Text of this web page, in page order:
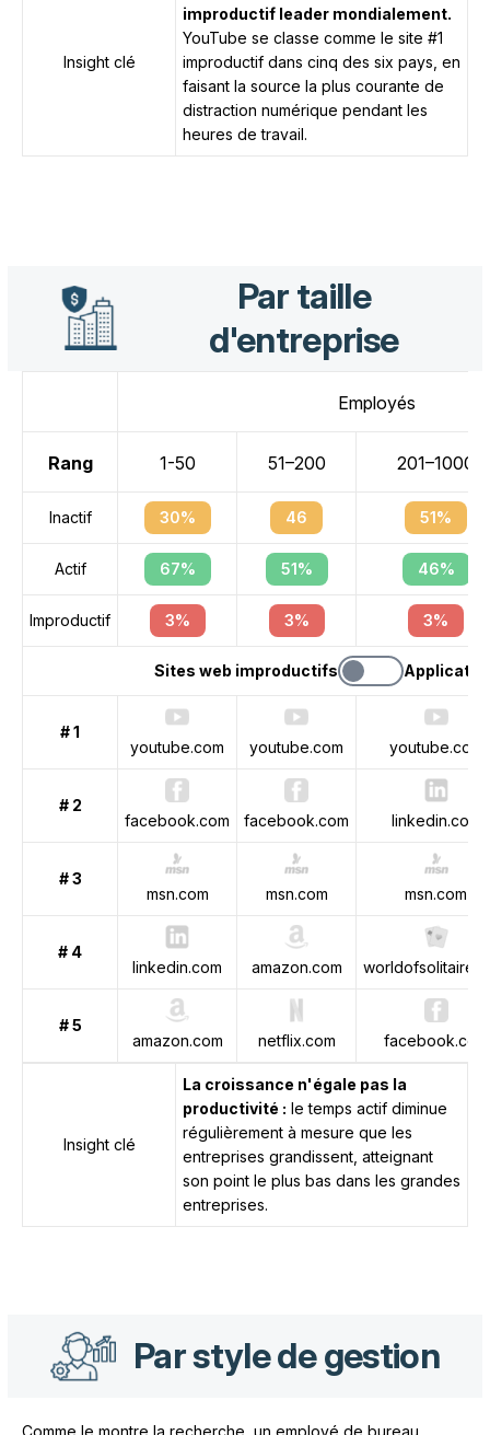
Insight clé
improductif leader mondialement.
YouTube se classe comme le site #1
improductif dans cinq des six pays, en
faisant la source la plus courante de
distraction numérique pendant les
heures de travail.
Par taille
d'entreprise
Employés
Rang 1-50 51–200 201–1000
Inactif 30% 46 51%
Actif 67% 51% 46%
Improductif 3% 3% 3%
Sites web improductifs
# 1
youtube.com
youtube.com youtube.com
# 2
facebook.com
facebook.com linkedin.com
# 3
msn.com
msn.com msn.com
# 4
linkedin.com
amazon.com
# 5
amazon.com
netflix.com facebook.com
Insight clé
La croissance n'égale pas la
productivité : le temps actif diminue
régulièrement à mesure que les
entreprises grandissent, atteignant
son point le plus bas dans les grandes
entreprises.
Par style de gestion
Comme le montre la recherche, un employé de bureau